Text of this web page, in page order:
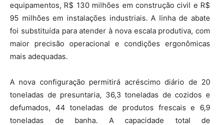
equipamentos, R$ 130 milhões em construção civil e R$
95 milhões em instalações industriais. A linha de abate
foi substituída para atender à nova escala produtiva, com
maior precisão operacional e condições ergonômicas
mais adequadas.
A nova configuração permitirá acréscimo diário de 20
toneladas de presuntaria, 36,3 toneladas de cozidos e
defumados, 44 toneladas de produtos frescais e 6,9
toneladas de banha. A capacidade total de